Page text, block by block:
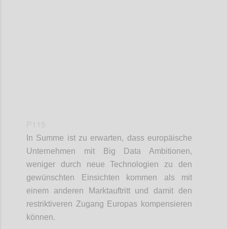
In Summe ist zu erwarten, dass europäische
Unternehmen mit Big Data Ambitionen,
weniger durch neue Technologien zu den
gewünschten Einsichten kommen als mit
einem anderen Marktauftritt und damit den
restriktiveren Zugang Europas kompensieren
können.